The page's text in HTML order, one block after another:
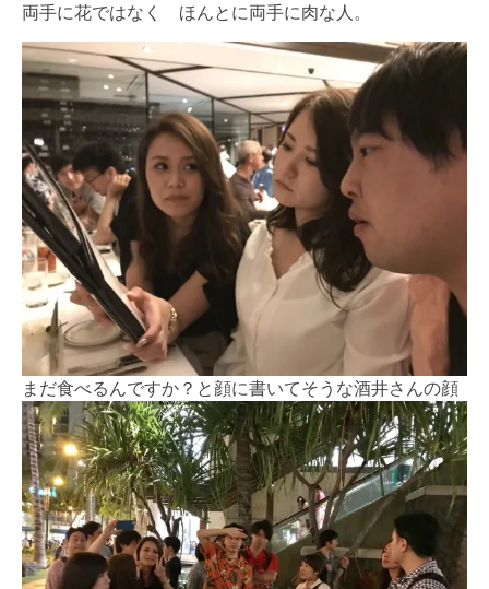
両手に花ではなく ほんとに両手に肉な人。
まだ食べるんですか？と顔に書いてそうな酒井さんの顔